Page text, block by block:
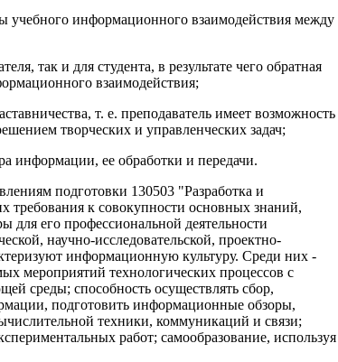
учебного информационного взаимодействия между
так и для студента, в результате чего обратная
взаимодействия;
т. е. преподаватель имеет возможность
творческих и управленческих задач;
информации, ее обработки и передачи.
подготовки 130503 "Разработка и
требования к совокупности основных знаний,
его профессиональной деятельности
научно-исследовательской, проектно-
информационную культуру. Среди них -
мероприятий технологических процессов с
среды; способность осуществлять сбор,
подготовить информационные обзоры,
техники, коммуникаций и связи;
работ; самообразование, используя